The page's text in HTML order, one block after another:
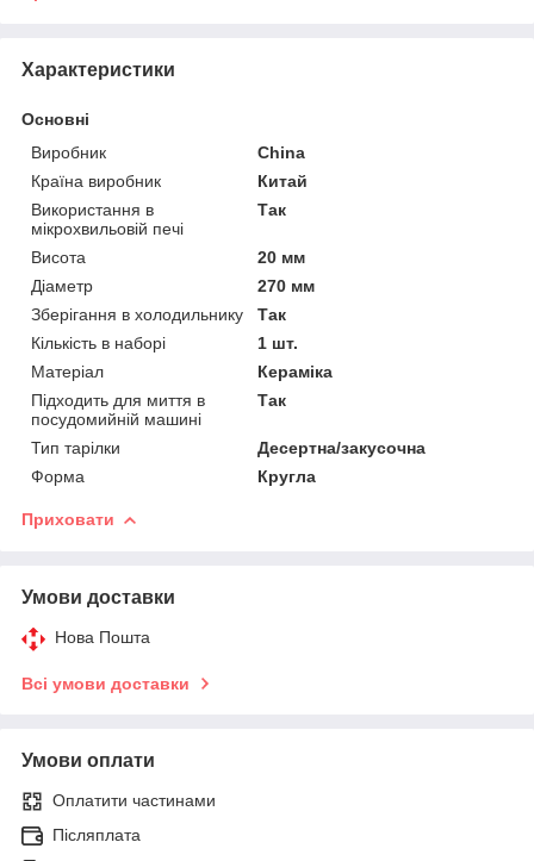
Характеристики
Основні
Виробник
China
Країна виробник
Китай
Використання в
мікрохвильовій печі
Так
Висота
20 мм
Діаметр
270 мм
Зберігання в холодильнику
Так
Кількість в наборі
1 шт.
Матеріал
Кераміка
Підходить для миття в
посудомийній машині
Так
Тип тарілки
Десертна/закусочна
Форма
Кругла
Приховати
Умови доставки
Нова Пошта
Всі умови доставки
Умови оплати
Оплатити частинами
Післяплата